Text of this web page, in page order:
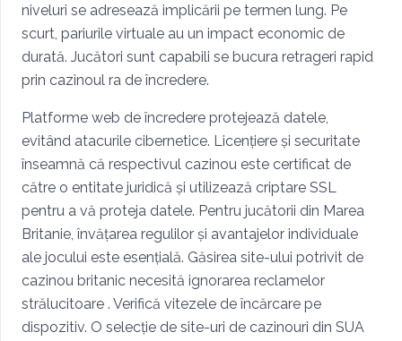
niveluri se adresează implicării pe termen lung. Pe
scurt, pariurile virtuale au un impact economic de
durată. Jucători sunt capabili se bucura retrageri rapid
prin cazinoul ra de încredere.
Platforme web de încredere protejează datele,
evitând atacurile cibernetice. Licențiere și securitate
înseamnă că respectivul cazinou este certificat de
către o entitate juridică și utilizează criptare SSL
pentru a vă proteja datele. Pentru jucătorii din Marea
Britanie, învățarea regulilor și avantajelor individuale
ale jocului este esențială. Găsirea site-ului potrivit de
cazinou britanic necesită ignorarea reclamelor
strălucitoare . Verifică vitezele de încărcare pe
dispozitiv. O selecție de site-uri de cazinouri din SUA